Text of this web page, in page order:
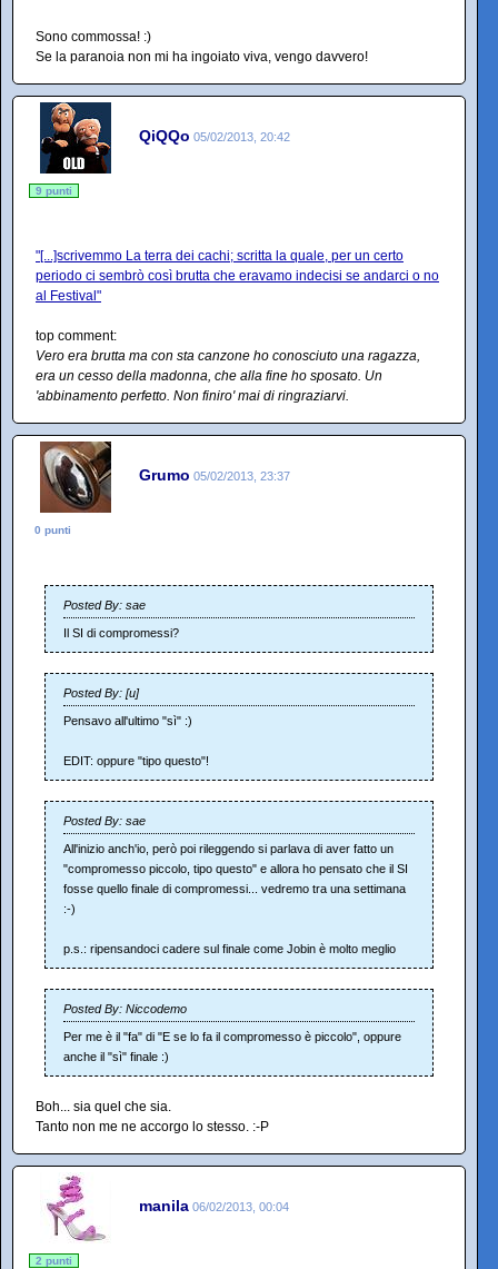
Sono commossa! :)
Se la paranoia non mi ha ingoiato viva, vengo davvero!
QiQQo 05/02/2013, 20:42
9 punti
"[...]scrivemmo La terra dei cachi; scritta la quale, per un certo
periodo ci sembrò così brutta che eravamo indecisi se andarci o no
al Festival"
top comment:
Vero era brutta ma con sta canzone ho conosciuto una ragazza,
era un cesso della madonna, che alla fine ho sposato. Un
'abbinamento perfetto. Non finiro' mai di ringraziarvi.
Grumo 05/02/2013, 23:37
0 punti
Posted By: sae
Il SI di compromessi?
Posted By: [u]
Pensavo all'ultimo "sì" :)
EDIT: oppure "tipo questo"!
Posted By: sae
All'inizio anch'io, però poi rileggendo si parlava di aver fatto un
"compromesso piccolo, tipo questo" e allora ho pensato che il SI
fosse quello finale di compromessi... vedremo tra una settimana
:-)
p.s.: ripensandoci cadere sul finale come Jobin è molto meglio
Posted By: Niccodemo
Per me è il "fa" di "E se lo fa il compromesso è piccolo", oppure
anche il "sì" finale :)
Boh... sia quel che sia.
Tanto non me ne accorgo lo stesso. :-P
manila 06/02/2013, 00:04
2 punti